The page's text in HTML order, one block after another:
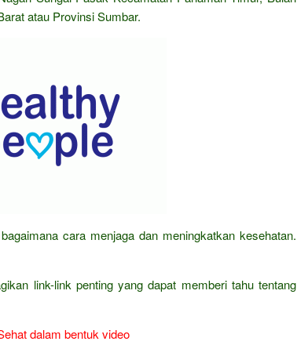
atau Provinsi Sumbar.
cara menjaga dan meningkatkan kesehatan.
link-link penting yang dapat memberi tahu tentang
dalam bentuk video